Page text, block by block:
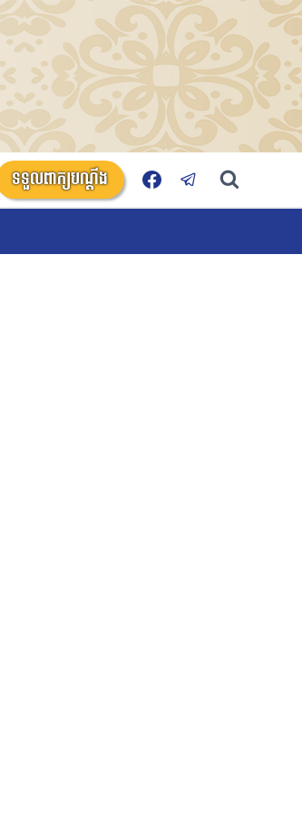
ទទួលពាក្យបណ្តឹង